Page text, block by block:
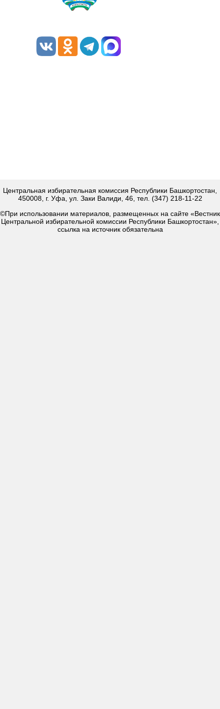
Центральная избирательная комиссия Республики Башкортостан,
450008, г. Уфа, ул. Заки Валиди, 46, тел. (347) 218-11-22
©При использовании материалов, размещенных на сайте «Вестник
Центральной избирательной комиссии Республики Башкортостан»,
ссылка на источник обязательна